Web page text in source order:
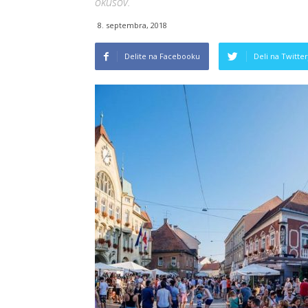
8. septembra, 2018
Delite na Facebooku Deli na